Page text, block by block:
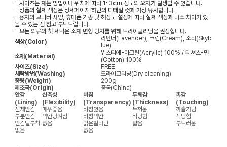
- 사이즈는 재는 방법이나 위치에 따라 1~3cm 정도의 오차가 발생할 수 있습니다.
- 상품의 실제 색상은 상세페이지 하단의 디테일 컷과 가장 유사합니다.
- 용자의 모니터 사양, 휴대폰 기종 및 해상도 설정에 따라 실제 색상과 다소 차이가 있
을 수 있는 점 참고 부탁드립니다.
- 모든 의류의 첫 세탁은 소재 변형 방지를 위해 드라이클리닝을 권장합니다.
색상(Color)
라벤더(Lavender), 크림(Cream), 소라(Skyb
lue)
소재(Material)
뷔스티에-아크릴(Acrylic) 100% / 티셔츠-면
(Cotton) 100%
사이즈(Size)
FREE
세탁방법(Washing)
드라이크리닝(Dry cleaning)
중량(Weight)
200g
제조국(Origin)
중국(China)
안감
(Lining)
신축성
(Flexibility)
비침
(Transparency)
두께감
(Thickness)
촉감
(Touching)
전체안감
매우좋음 비침있음 두꺼움
까슬거림
부분안감
약간당겨짐 비침약간 적당함
적당함
안감탈부착 없음 밝은칼라만 얇음
부드러움
없음
없음